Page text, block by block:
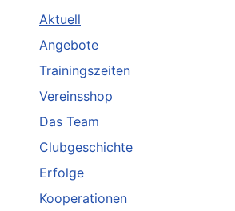
Aktuell
Angebote
Trainingszeiten
Vereinsshop
Das Team
Clubgeschichte
Erfolge
Kooperationen